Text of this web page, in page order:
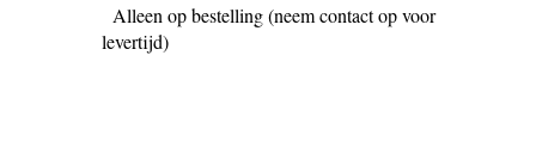
Alleen op bestelling (neem contact op voor
levertijd)